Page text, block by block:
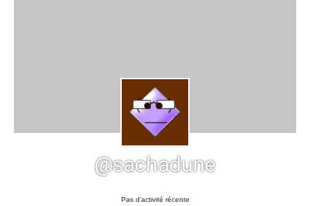
@sachadune
Pas d’activité récente